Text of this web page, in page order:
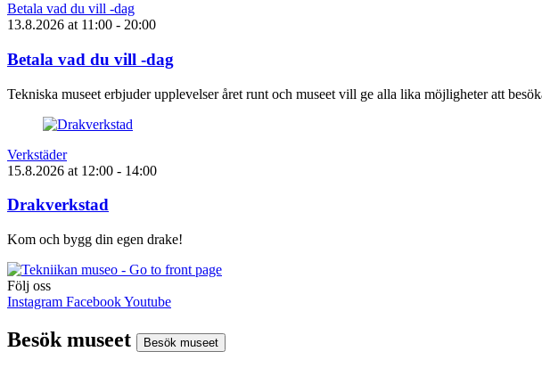
Betala vad du vill -dag
13.8.2026 at 11:00 - 20:00
Betala vad du vill -dag
Tekniska museet erbjuder upplevelser året runt och museet vill ge alla lika möjligheter att
Verkstäder
15.8.2026 at 12:00 - 14:00
Drakverkstad
Kom och bygg din egen drake!
Följ oss
Instagram FacebookYoutube
Besök museet Besök museet